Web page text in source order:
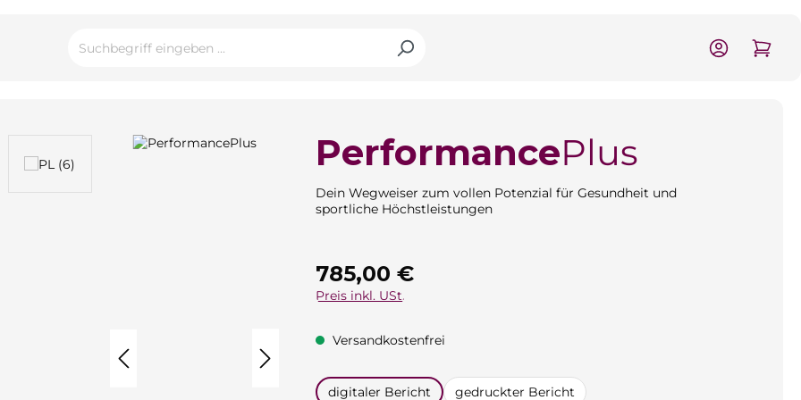
PerformancePlus
Dein Wegweiser zum vollen Potenzial für Gesundheit und
sportliche Höchstleistungen
Regulärer Preis:
785,00 €
Preis inkl. USt.
Versandkostenfrei
auswählen
digitaler Bericht gedruckter Bericht